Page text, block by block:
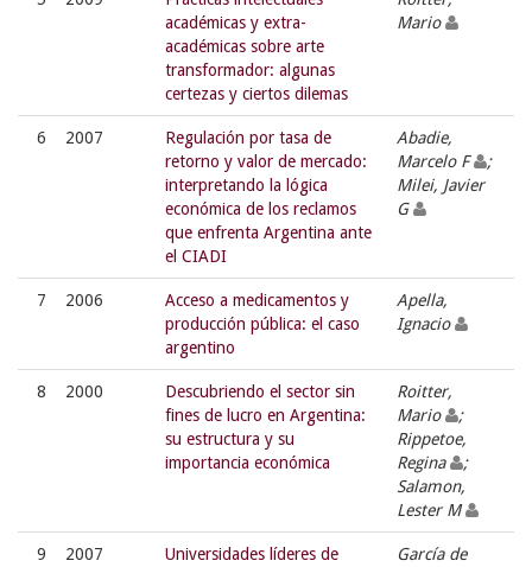
académicas y extra-
académicas sobre arte
transformador: algunas
certezas y ciertos dilemas
Mario
6 2007
Regulación por tasa de
retorno y valor de mercado:
interpretando la lógica
económica de los reclamos
que enfrenta Argentina ante
el CIADI
Abadie,
Marcelo F
;
Milei, Javier
G
7 2006
Acceso a medicamentos y
producción pública: el caso
argentino
Apella,
Ignacio
8 2000
Descubriendo el sector sin
fines de lucro en Argentina:
su estructura y su
importancia económica
Roitter,
Mario
;
Rippetoe,
Regina
;
Salamon,
Lester M
9 2007
Universidades líderes de
García de